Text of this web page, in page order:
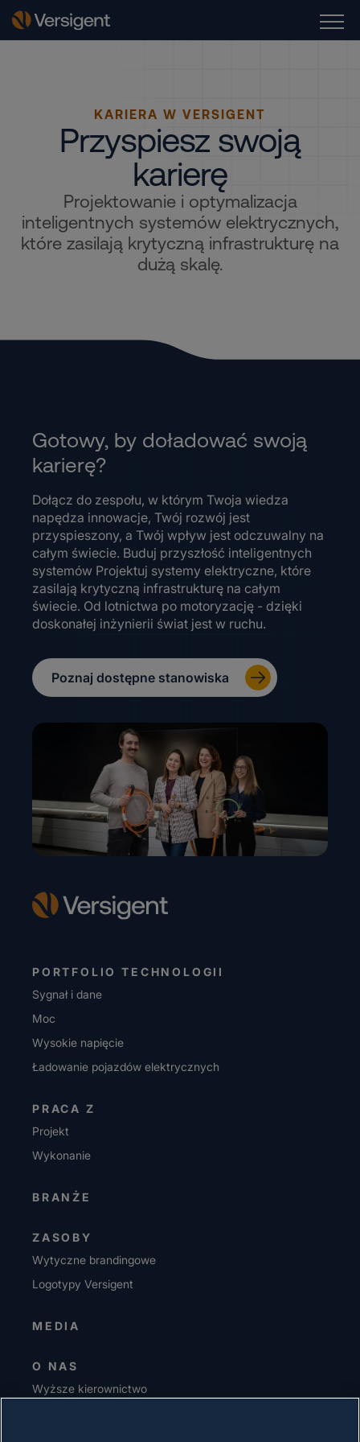
KARIERA W VERSIGENT
Przyspiesz swoją
karierę
Projektowanie i optymalizacja
inteligentnych systemów elektrycznych,
które zasilają krytyczną infrastrukturę na
dużą skalę.
Gotowy, by doładować swoją
karierę?
Dołącz do zespołu, w którym Twoja wiedza
napędza innowacje, Twój rozwój jest
przyspieszony, a Twój wpływ jest odczuwalny na
całym świecie. Buduj przyszłość inteligentnych
systemów Projektuj systemy elektryczne, które
zasilają krytyczną infrastrukturę na całym
świecie. Od lotnictwa po motoryzację - dzięki
doskonałej inżynierii świat jest w ruchu.
Poznaj dostępne stanowiska
PORTFOLIO TECHNOLOGII
Sygnał i dane
Moc
Wysokie napięcie
Ładowanie pojazdów elektrycznych
PRACA Z
Projekt
Wykonanie
BRANŻE
ZASOBY
Wytyczne brandingowe
Logotypy Versigent
MEDIA
O NAS
Wyższe kierownictwo